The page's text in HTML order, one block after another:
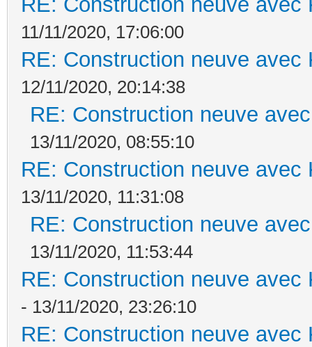
11/11/2020, 17:06:00
RE: Construction neuve avec
12/11/2020, 20:14:38
RE: Construction neuve
13/11/2020, 08:55:10
RE: Construction neuve avec
13/11/2020, 11:31:08
RE: Construction neuve
13/11/2020, 11:53:44
RE: Construction neuve avec
- 13/11/2020, 23:26:10
RE: Construction neuve avec